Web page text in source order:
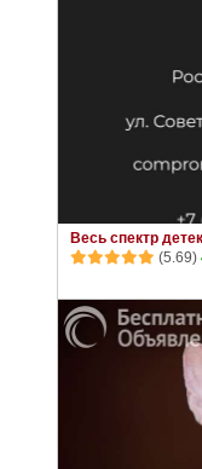
Весь спектр
(5.69)